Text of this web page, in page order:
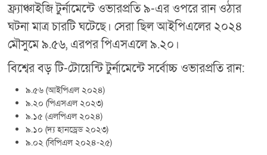
ফ্র্যাঞ্চাইজি টুর্নামেন্টে ওভারপ্রতি ৯-এর ওপরে রান ওঠার
ঘটনা মাত্র চারটি ঘটেছে। সেরা ছিল আইপিএলের ২০২৪
মৌসুমে ৯.৫৬, এরপর পিএসএলে ৯.২০।
বিশ্বের বড় টি-টোয়েন্টি টুর্নামেন্টে সর্বোচ্চ ওভারপ্রতি রান:
৯.৫৬ (আইপিএল ২০২৪)
৯.২০ (পিএসএল ২০২৩)
৯.১৫ (এলপিএল ২০২৪)
৯.১০ (দ্য হানড্রেড ২০২৩)
৯.০২ (বিপিএল ২০২৪-২৫)